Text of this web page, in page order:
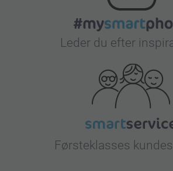
Leder du efter
Førsteklasses